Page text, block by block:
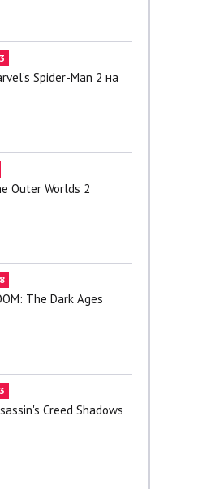
Spider-Man 2 на
Outer Worlds 2
The Dark Ages
Creed Shadows